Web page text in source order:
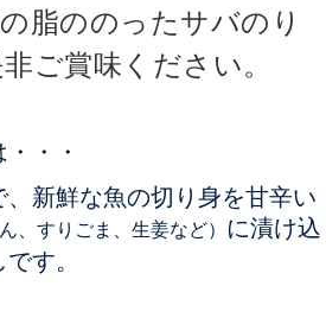
脂ののったサバのり
ご賞味ください。
・・
新鮮な魚の切り身を甘辛い
、すりごま、生姜など）
に漬け込
す。